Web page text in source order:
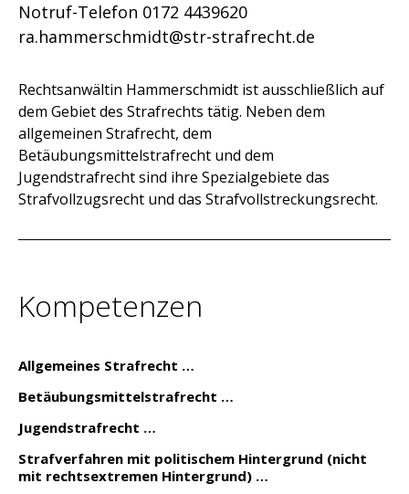
Notruf-Telefon 0172 4439620
ra.hammerschmidt@str-strafrecht.de
Rechtsanwältin Hammerschmidt ist ausschließlich auf
dem Gebiet des Strafrechts tätig. Neben dem
allgemeinen Strafrecht, dem
Betäubungsmittelstrafrecht und dem
Jugendstrafrecht sind ihre Spezialgebiete das
Strafvollzugsrecht und das Strafvollstreckungsrecht.
Kompetenzen
Allgemeines Strafrecht
Betäubungsmittelstrafrecht
Jugendstrafrecht
Strafverfahren mit politischem Hintergrund (nicht
mit rechtsextremen Hintergrund)